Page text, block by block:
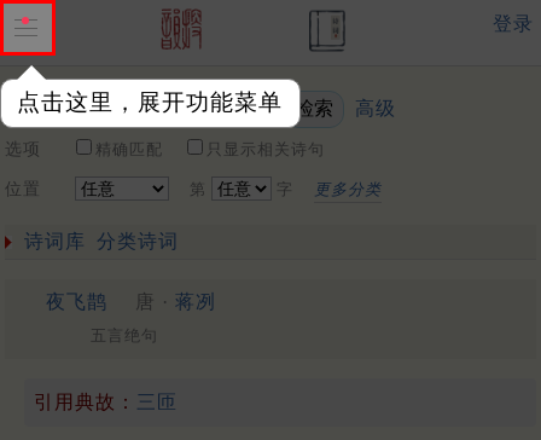
点击这里，展开功能菜单
登录
关键词 高级
选项 精确匹配 只显示相关诗句
位置 第 字 更多分类
诗词库 分类诗词
夜飞鹊 唐 · 蒋冽
五言绝句
引用典故： 三匝